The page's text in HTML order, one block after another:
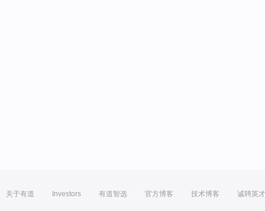
关于有道 Investors 有道智选 官方博客 技术博客 诚聘英才